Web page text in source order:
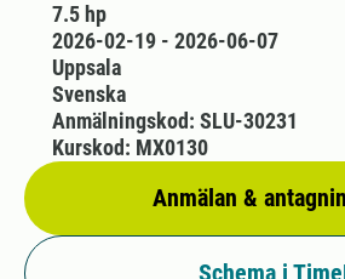
7.5 hp
2026-02-19 - 2026-06-07
Uppsala
Svenska
Anmälan &
Anmälningskod: SLU-30231
Kurskod: MX0130
Schema i